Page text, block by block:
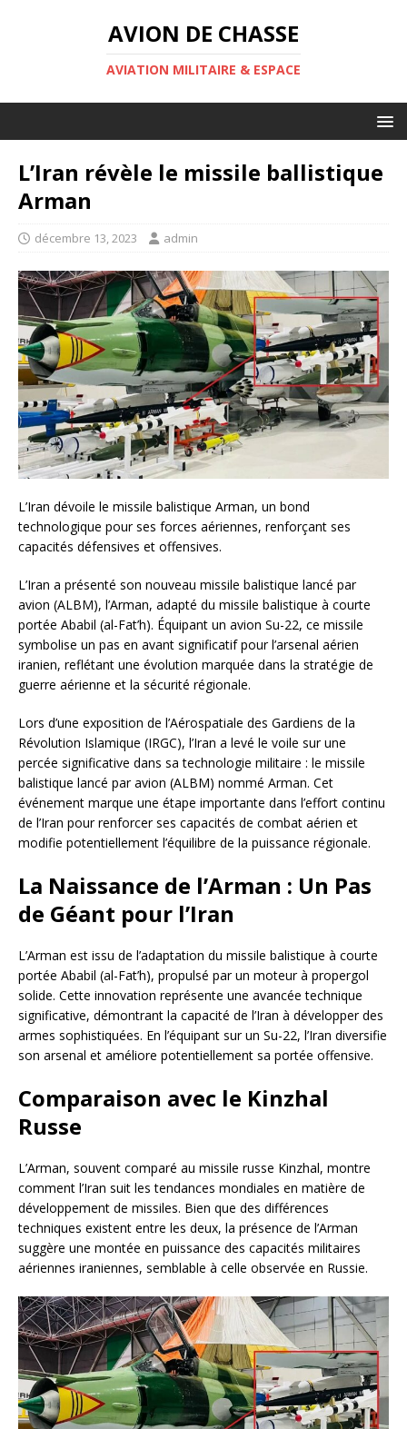
AVION DE CHASSE
AVIATION MILITAIRE & ESPACE
L’Iran révèle le missile ballistique
Arman
décembre 13, 2023 admin
L’Iran dévoile le missile balistique Arman, un bond
technologique pour ses forces aériennes, renforçant ses
capacités défensives et offensives.
L’Iran a présenté son nouveau missile balistique lancé par
avion (ALBM), l’Arman, adapté du missile balistique à courte
portée Ababil (al-Fat’h). Équipant un avion Su-22, ce missile
symbolise un pas en avant significatif pour l’arsenal aérien
iranien, reflétant une évolution marquée dans la stratégie de
guerre aérienne et la sécurité régionale.
Lors d’une exposition de l’Aérospatiale des Gardiens de la
Révolution Islamique (IRGC), l’Iran a levé le voile sur une
percée significative dans sa technologie militaire : le missile
balistique lancé par avion (ALBM) nommé Arman. Cet
événement marque une étape importante dans l’effort continu
de l’Iran pour renforcer ses capacités de combat aérien et
modifie potentiellement l’équilibre de la puissance régionale.
La Naissance de l’Arman : Un Pas
de Géant pour l’Iran
L’Arman est issu de l’adaptation du missile balistique à courte
portée Ababil (al-Fat’h), propulsé par un moteur à propergol
solide. Cette innovation représente une avancée technique
significative, démontrant la capacité de l’Iran à développer des
armes sophistiquées. En l’équipant sur un Su-22, l’Iran diversifie
son arsenal et améliore potentiellement sa portée offensive.
Comparaison avec le Kinzhal
Russe
L’Arman, souvent comparé au missile russe Kinzhal, montre
comment l’Iran suit les tendances mondiales en matière de
développement de missiles. Bien que des différences
techniques existent entre les deux, la présence de l’Arman
suggère une montée en puissance des capacités militaires
aériennes iraniennes, semblable à celle observée en Russie.